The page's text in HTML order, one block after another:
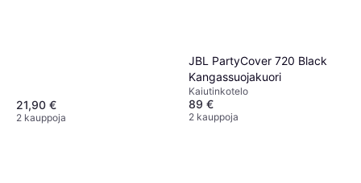
21,90 €
2 kauppoja
JBL PartyCover 720 Black
Kangassuojakuori
Kaiutinkotelo
89 €
2 kauppoja